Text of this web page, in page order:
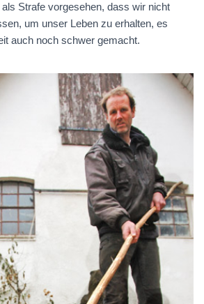
Strafe vorgesehen, dass wir nicht
um unser Leben zu erhalten, es
auch noch schwer gemacht.